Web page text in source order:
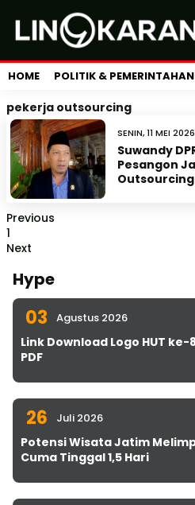
HOME POLITIK & PEMERINTAHAN
pekerja outsourcing
SENIN, 11 MEI
Suwandy
Pesangon
Outsourcing
Previous
1
Next
Hype
03 Agustus 2026
Link Download Logo HUT ke-
PDF
26 Juli 2026
Potensi Wisata Jatim
Cuma Tinggal 1,5 Hari